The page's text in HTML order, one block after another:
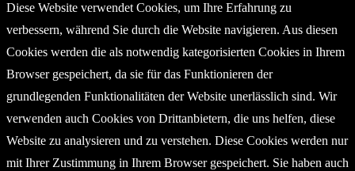
Diese Website verwendet Cookies, um Ihre Erfahrung zu
verbessern, während Sie durch die Website navigieren. Aus diesen
Cookies werden die als notwendig kategorisierten Cookies in Ihrem
Browser gespeichert, da sie für das Funktionieren der
grundlegenden Funktionalitäten der Website unerlässlich sind. Wir
verwenden auch Cookies von Drittanbietern, die uns helfen, diese
Website zu analysieren und zu verstehen. Diese Cookies werden nur
mit Ihrer Zustimmung in Ihrem Browser gespeichert. Sie haben auch